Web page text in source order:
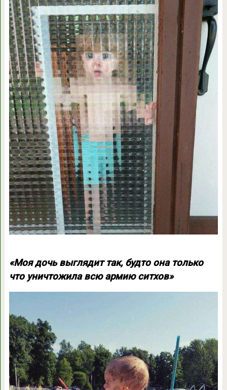
«Моя дочь выглядит так, будто она только
что уничтожила всю армию ситхов»